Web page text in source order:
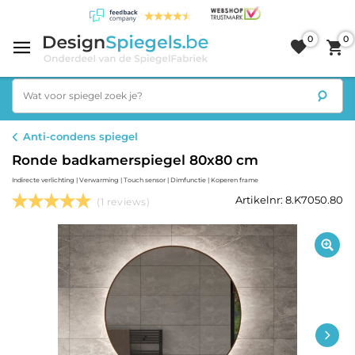
0 0
Anti-condens spiegel
Ronde badkamerspiegel 80x80 cm
Indirecte verlichting | Verwarming | Touch sensor | Dimfunctie | Koperen frame
(1 reviews) Artikelnr: 8.K7050.80